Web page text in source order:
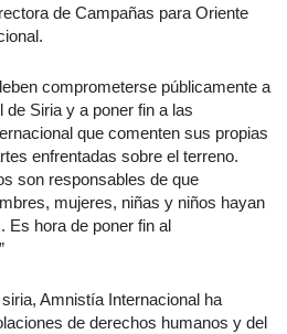
de Campañas para Oriente
comprometerse públicamente a
de Siria y a poner fin a las
que comenten sus propias
enfrentadas sobre el terreno.
son responsables de que
mujeres, niñas y niños hayan
Es hora de poner fin al
Amnistía Internacional ha
de derechos humanos y del